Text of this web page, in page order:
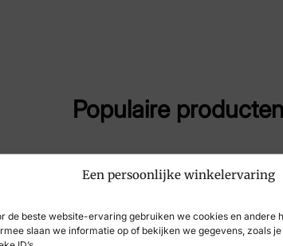
Een persoonlijke winkelervaring
de beste website-ervaring gebruiken we cookies en andere
slaan we informatie op of bekijken we gegevens, zoals
Populaire producten